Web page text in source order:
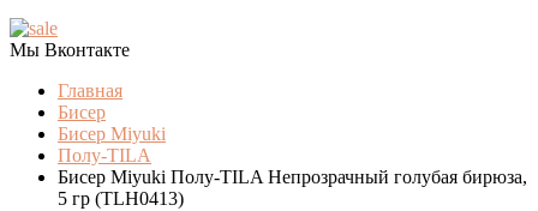
Мы Вконтакте
Главная
Бисер
Бисер Miyuki
Полу-TILA
Бисер Miyuki Полу-TILA Непрозрачный голубая бирюза,
5 гр (TLH0413)